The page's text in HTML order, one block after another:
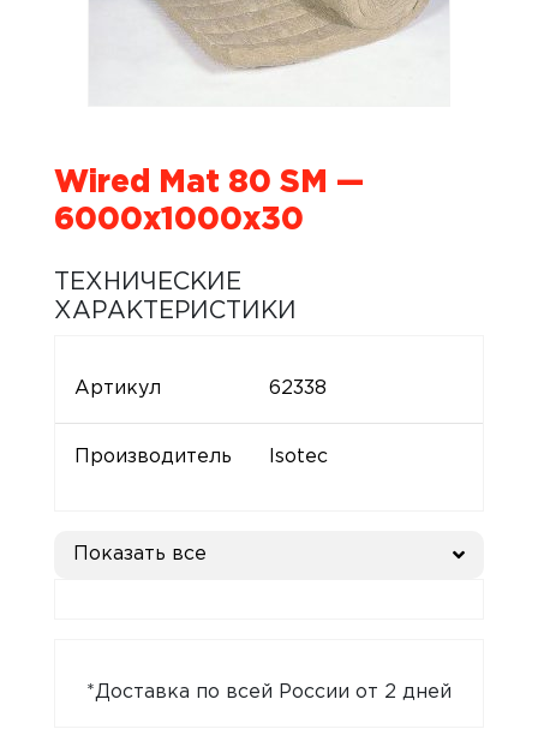
Wired Mat 80 SM —
6000x1000x30
ТЕХНИЧЕСКИЕ
ХАРАКТЕРИСТИКИ
Артикул 62338
Производитель Isotec
Показать все
*Доставка по всей России от 2 дней